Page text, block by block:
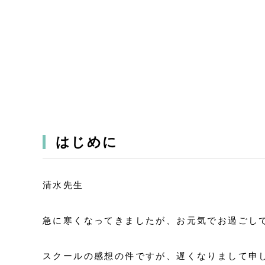
はじめに
清水先生
急に寒くなってきましたが、お元気でお過ごし
スクールの感想の件ですが、遅くなりまして申